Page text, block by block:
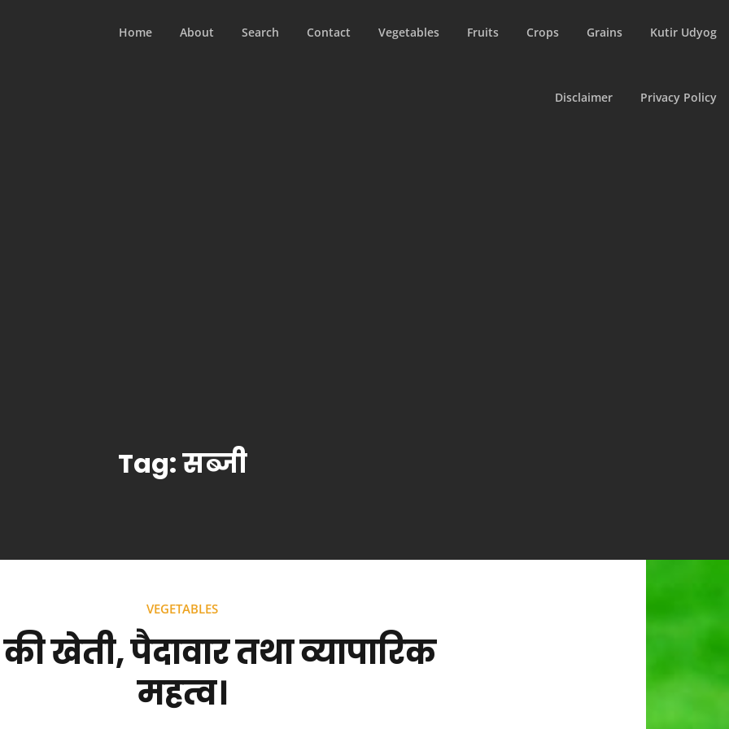
Home About Search Contact Vegetables Fruits Crops Grains Kutir Udyog
Disclaimer Privacy Policy
Tag:सब्जी
VEGETABLES
खेती, पैदावार तथा व्यापारिक
महत्व।